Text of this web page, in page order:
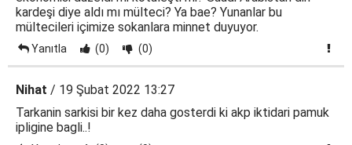
kardeşi diye aldı mı mülteci? Ya bae? Yunanlar bu
mültecileri içimize sokanlara minnet duyuyor.
Yanıtla (0) (0)
Nihat / 19 Şubat 2022 13:27
Tarkanin sarkisi bir kez daha gosterdi ki akp iktidari pamuk
ipligine bagli..!